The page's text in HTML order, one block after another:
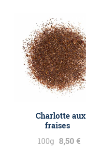
Charlotte aux
fraises
100g 8,50 €